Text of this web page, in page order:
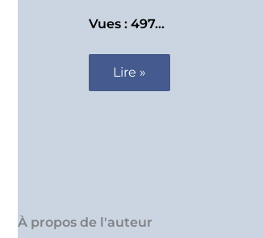
Vues : 497…
Lire »
À propos de l'auteur